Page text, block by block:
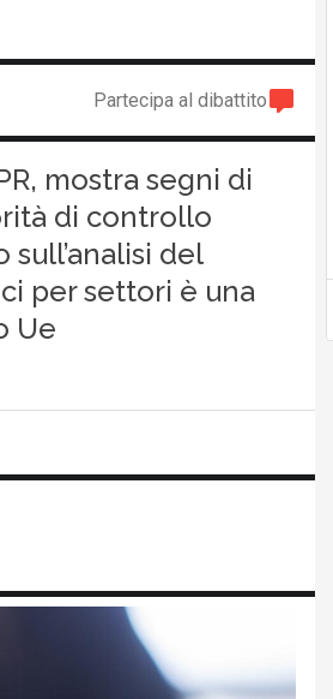
Partecipa al dibattito
mostra segni di
di controllo
del
per settori è una
Ue